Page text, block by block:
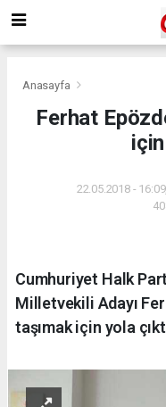
Anasayfa
Ferhat
22.05.2018 -
Cumhuriyet Halk
Milletvekili Adayı
taşımak için yola